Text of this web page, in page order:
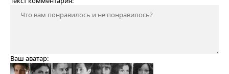
Ваш аватар: